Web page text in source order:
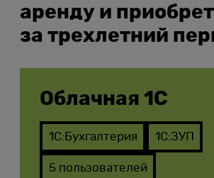
аренду и
за трехлетний
Облачная 1С
1С:Бухгалтерия 1С:ЗУП
5 пользователей